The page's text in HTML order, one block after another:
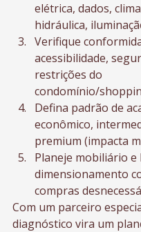
elétrica, dados,
hidráulica,
Verifique
acessibilidade,
restrições do
condomínio/
Defina padrão de
econômico,
premium (impacta
Planeje mobiliário e
dimensionamento
compras
Com um parceiro
diagnóstico vira um